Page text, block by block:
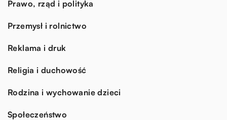
Prawo, rząd i polityka
Przemysł i rolnictwo
Reklama i druk
Religia i duchowość
Rodzina i wychowanie dzieci
Społeczeństwo